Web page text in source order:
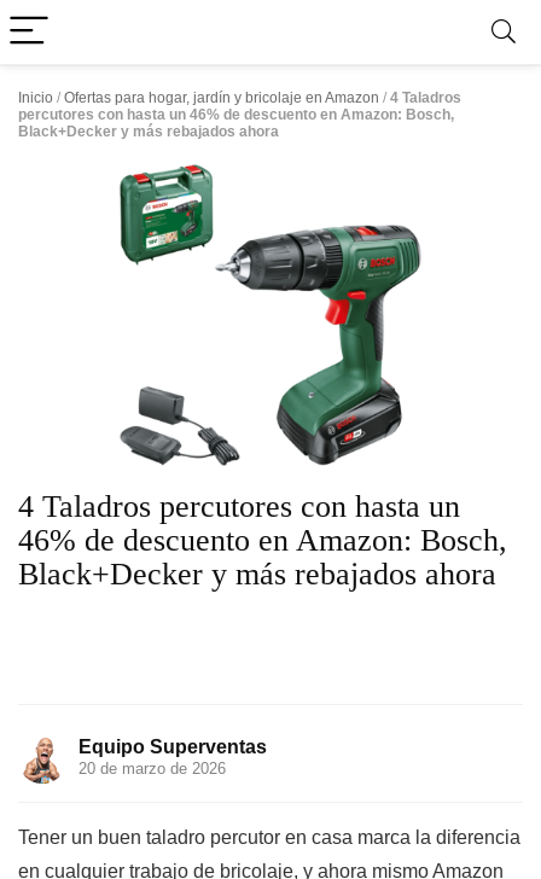
Inicio / Ofertas para hogar, jardín y bricolaje en Amazon / 4 Taladros
percutores con hasta un 46% de descuento en Amazon: Bosch,
Black+Decker y más rebajados ahora
4 Taladros percutores con hasta un
46% de descuento en Amazon: Bosch,
Black+Decker y más rebajados ahora
Equipo Superventas
20 de marzo de 2026
Tener un buen taladro percutor en casa marca la diferencia
en cualquier trabajo de bricolaje, y ahora mismo Amazon